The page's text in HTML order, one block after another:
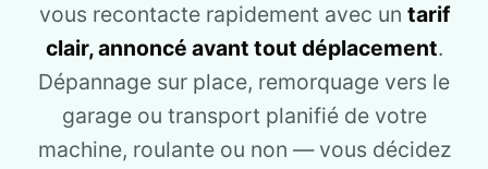
vous recontacte rapidement avec un tarif
clair, annoncé avant tout déplacement.
Dépannage sur place, remorquage vers le
garage ou transport planifié de votre
machine, roulante ou non — vous décidez